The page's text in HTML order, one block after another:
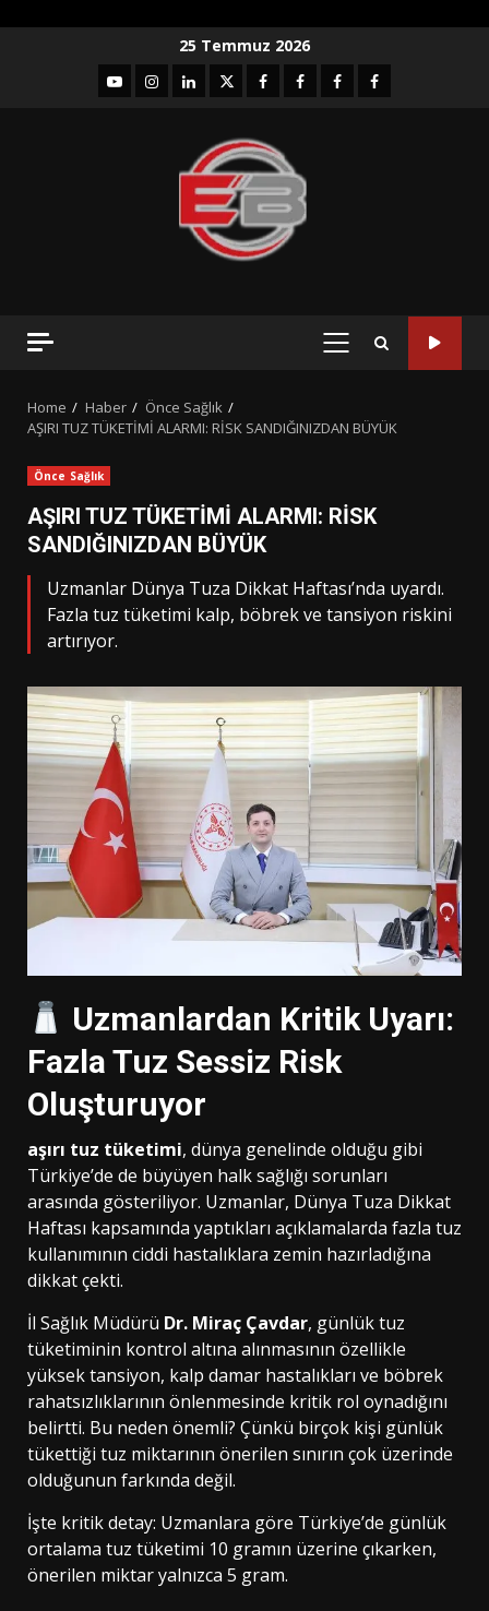
25 Temmuz 2026
YouTubeInstagram
LinkedIntwitterfacebook-Facebook-
Facebook-Facebook-
PRIMARY
Home Haber
Önce Sağlık
AŞIRI TUZ TÜKETİMİ ALARMI: RİSK SANDIĞINIZDAN BÜYÜK
Önce Sağlık
AŞIRI TUZ TÜKETİMİ ALARMI: RİSK
SANDIĞINIZDAN BÜYÜK
Uzmanlar Dünya Tuza Dikkat Haftası’nda uyardı.
Fazla tuz tüketimi kalp, böbrek ve tansiyon riskini
artırıyor.
Uzmanlardan Kritik Uyarı:
Fazla Tuz Sessiz Risk
Oluşturuyor
aşırı tuz tüketimi, dünya genelinde olduğu gibi
Türkiye’de de büyüyen halk sağlığı sorunları
arasında gösteriliyor. Uzmanlar, Dünya Tuza Dikkat
Haftası kapsamında yaptıkları açıklamalarda fazla tuz
kullanımının ciddi hastalıklara zemin hazırladığına
dikkat çekti.
İl Sağlık Müdürü Dr. Miraç Çavdar, günlük tuz
tüketiminin kontrol altına alınmasının özellikle
yüksek tansiyon, kalp damar hastalıkları ve böbrek
rahatsızlıklarının önlenmesinde kritik rol oynadığını
belirtti. Bu neden önemli? Çünkü birçok kişi günlük
tükettiği tuz miktarının önerilen sınırın çok üzerinde
olduğunun farkında değil.
İşte kritik detay: Uzmanlara göre Türkiye’de günlük
ortalama tuz tüketimi 10 gramın üzerine çıkarken,
önerilen miktar yalnızca 5 gram.